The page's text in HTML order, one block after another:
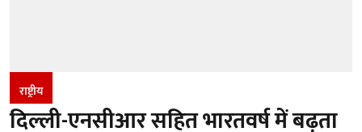
राष्ट्रीय
दिल्ली-एनसीआर सहित भारतवर्ष में बढ़ता